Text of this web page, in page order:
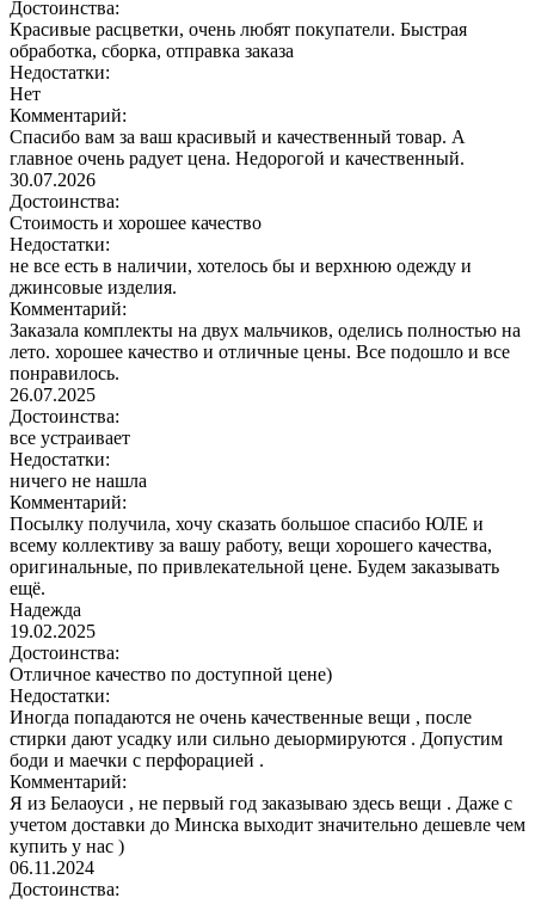
Достоинства:
Красивые расцветки, очень любят покупатели. Быстрая
обработка, сборка, отправка заказа
Недостатки:
Нет
Комментарий:
Спасибо вам за ваш красивый и качественный товар. А
главное очень радует цена. Недорогой и качественный.
30.07.2026
Достоинства:
Стоимость и хорошее качество
Недостатки:
не все есть в наличии, хотелось бы и верхнюю одежду и
джинсовые изделия.
Комментарий:
Заказала комплекты на двух мальчиков, оделись полностью на
лето. хорошее качество и отличные цены. Все подошло и все
понравилось.
26.07.2025
Достоинства:
все устраивает
Недостатки:
ничего не нашла
Комментарий:
Посылку получила, хочу сказать большое спасибо ЮЛЕ и
всему коллективу за вашу работу, вещи хорошего качества,
оригинальные, по привлекательной цене. Будем заказывать
ещё.
Надежда
19.02.2025
Достоинства:
Отличное качество по доступной цене)
Недостатки:
Иногда попадаются не очень качественные вещи , после
стирки дают усадку или сильно деыормируются . Допустим
боди и маечки с перфорацией .
Комментарий:
Я из Белаоуси , не первый год заказываю здесь вещи . Даже с
учетом доставки до Минска выходит значительно дешевле чем
купить у нас )
06.11.2024
Достоинства: